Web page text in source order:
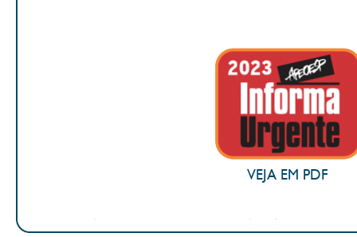
VEJA EM PDF